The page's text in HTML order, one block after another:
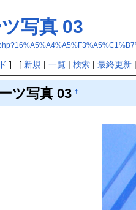
写真 03
] [ 新規 | 一覧| 検索| 最終更新|
ツ写真 03 †